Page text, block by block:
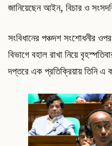
জানিয়েছেন আইন, বিচার ও
সংবিধানের পঞ্চদশ সংশোধনীর
বিভাগে বহাল রাখা নিয়ে
দপ্তরে এক প্রতিক্রিয়ায় তিনি এ